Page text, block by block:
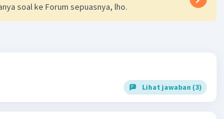
soal ke Forum sepuasnya, lho.
Lihat jawaban (3)